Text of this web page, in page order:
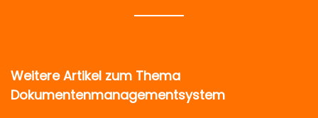
Weitere Artikel zum Thema
Dokumentenmanagementsystem